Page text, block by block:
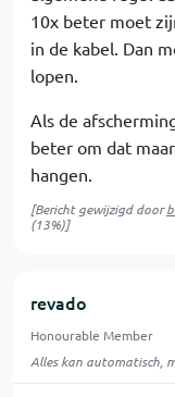
10x beter moet
in de kabel. Dan
lopen.
Als de
beter om dat
hangen.
[Bericht gewijzigd door
(13%)]
revado
Honourable Member
Alles kan automatisch,